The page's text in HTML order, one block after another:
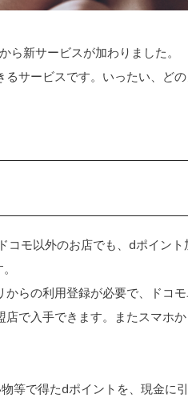
新サービスが加わりました。
サービスです。いったい、ど
モ以外のお店でも、dポイン
らの利用登録が必要で、ドコ
で入手できます。またスマホ
等で得たdポイントを、現金に